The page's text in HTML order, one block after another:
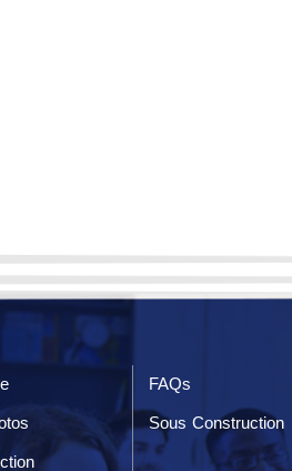
FAQs
Sous Construction